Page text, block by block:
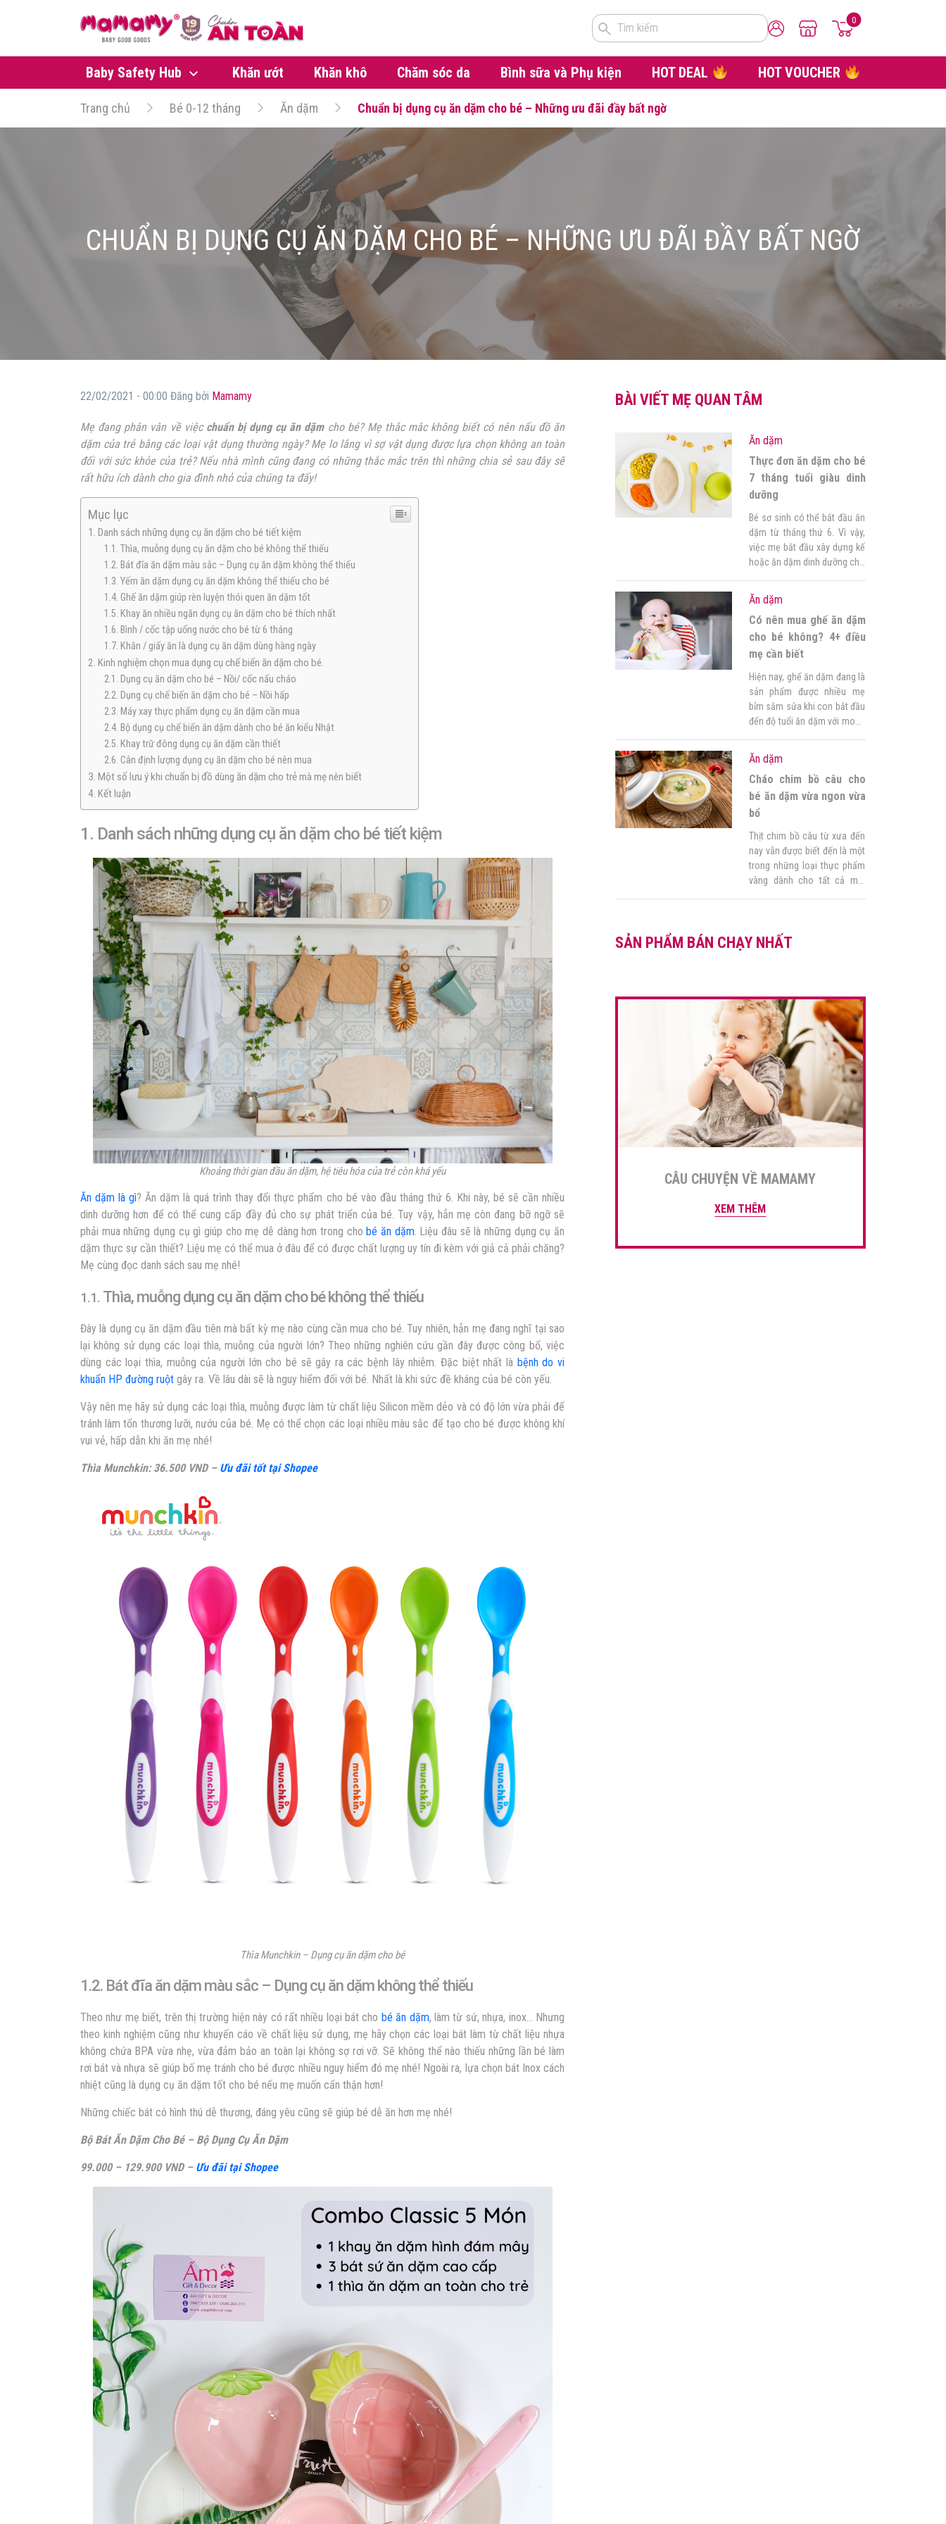
Tìm kiếm
0
Baby Safety Hub Khăn ướt Khăn khô Chăm sóc da Bình sữa và Phụ kiện HOT DEAL HOT VOUCHER
Trang chủ Bé 0-12 tháng Ăn dặm Chuẩn bị dụng cụ ăn dặm cho bé – Những ưu đãi đầy bất ngờ
CHUẨN BỊ DỤNG CỤ ĂN DẶM CHO BÉ – NHỮNG ƯU ĐÃI ĐẦY BẤT NGỜ
22/02/2021 - 00:00 Đăng bởi Mamamy
Mẹ đang phân vân về việc chuẩn bị dụng cụ ăn dặmcho bé? Mẹ thắc mắc không biết có nên nấu đồ ăn
dặm của trẻ bằng các loại vật dụng thường ngày? Mẹ lo lắng vì sợ vật dụng được lựa chọn không an toàn
đối với sức khỏe của trẻ? Nếu nhà mình cũng đang có những thắc mắc trên thì những chia sẻ sau đây sẽ
rất hữu ích dành cho gia đình nhỏ của chúng ta đấy!
Mục lục
1. Danh sách những dụng cụ ăn dặm cho bé tiết kiệm
1.1. Thìa, muỗng dụng cụ ăn dặm cho bé không thể thiếu
1.2. Bát đĩa ăn dặm màu sắc – Dụng cụ ăn dặm không thể thiếu
1.3. Yếm ăn dặm dụng cụ ăn dặm không thể thiếu cho bé
1.4. Ghế ăn dặm giúp rèn luyện thói quen ăn dặm tốt
1.5. Khay ăn nhiều ngăn dụng cụ ăn dặm cho bé thích nhất
1.6. Bình / cốc tập uống nước cho bé từ 6 tháng
1.7. Khăn / giấy ăn là dụng cụ ăn dặm dùng hàng ngày
2. Kinh nghiệm chọn mua dụng cụ chế biến ăn dặm cho bé.
2.1. Dụng cụ ăn dặm cho bé – Nồi/ cốc nấu cháo
2.2. Dụng cụ chế biến ăn dặm cho bé – Nồi hấp
2.3. Máy xay thực phẩm dụng cụ ăn dặm cần mua
2.4. Bộ dụng cụ chế biến ăn dặm dành cho bé ăn kiểu Nhật
2.5. Khay trữ đông dụng cụ ăn dặm cần thiết
2.6. Cân định lượng dụng cụ ăn dặm cho bé nên mua
3. Một số lưu ý khi chuẩn bị đồ dùng ăn dặm cho trẻ mà mẹ nên biết
4. Kết luận
1. Danh sách những dụng cụ ăn dặm cho bé tiết kiệm
Khoảng thời gian đầu ăn dặm, hệ tiêu hóa của trẻ còn khá yếu
Ăn dặm là gì?Ăn dặm là quá trình thay đổi thực phẩm cho bé vào đầu tháng thứ 6. Khi này, bé sẽ cần nhiều
dinh dưỡng hơn để có thể cung cấp đầy đủ cho sự phát triển của bé. Tuy vậy, hẳn mẹ còn đang bỡ ngỡ sẽ
phải mua những dụng cụ gì giúp cho mẹ dễ dàng hơn trong cho bé ăn dặm. Liệu đâu sẽ là những dụng cụ ăn
dặm thực sự cần thiết? Liệu mẹ có thể mua ở đâu để có được chất lượng uy tín đi kèm với giả cả phải chăng?
Mẹ cùng đọc danh sách sau mẹ nhé!
1.1. Thìa, muỗng dụng cụ ăn dặm cho bé không thể thiếu
Đây là dụng cụ ăn dặm đầu tiên mà bất kỳ mẹ nào cùng cần mua cho bé. Tuy nhiên, hẳn mẹ đang nghĩ tại sao
lại không sử dụng các loại thìa, muỗng của người lớn? Theo những nghiên cứu gần đây được công bố, việc
dùng các loại thìa, muỗng của người lớn cho bé sẽ gây ra các bệnh lây nhiễm. Đặc biệt nhất là bệnh do vi
khuẩn HP đường ruột gây ra. Về lâu dài sẽ là nguy hiểm đối với bé. Nhất là khi sức đề kháng của bé còn yếu.
Vậy nên mẹ hãy sử dụng các loại thìa, muỗng được làm từ chất liệu Silicon mềm dẻo và có độ lớn vừa phải để
tránh làm tổn thương lưỡi, nướu của bé. Mẹ có thể chọn các loại nhiều màu sắc để tạo cho bé được không khí
vui vẻ, hấp dẫn khi ăn mẹ nhé!
Thìa Munchkin: 36.500 VND – Ưu đãi tốt tại Shopee
Thìa Munchkin – Dụng cụ ăn dặm cho bé
1.2. Bát đĩa ăn dặm màu sắc – Dụng cụ ăn dặm không thể thiếu
Theo như mẹ biết, trên thị trường hiện này có rất nhiều loại bát cho bé ăn dặm, làm từ sứ, nhựa, inox… Nhưng
theo kinh nghiệm cũng như khuyến cáo về chất liệu sử dụng, mẹ hãy chọn các loại bát làm từ chất liệu nhựa
không chứa BPA vừa nhẹ, vừa đảm bảo an toàn lại không sợ rơi vỡ. Sẽ không thể nào thiếu những lần bé làm
rơi bát và nhựa sẽ giúp bố mẹ tránh cho bé được nhiều nguy hiểm đó mẹ nhé! Ngoài ra, lựa chọn bát Inox cách
nhiệt cũng là dụng cụ ăn dặm tốt cho bé nếu mẹ muốn cẩn thận hơn!
Những chiếc bát có hình thú dễ thương, đáng yêu cũng sẽ giúp bé dễ ăn hơn mẹ nhé!
Bộ Bát Ăn Dặm Cho Bé – Bộ Dụng Cụ Ăn Dặm
99.000 – 129.900 VND – Ưu đãi tại Shopee
BÀI VIẾT MẸ QUAN TÂM
Ăn dặm
Thực đơn ăn dặm cho bé
7 tháng tuổi giàu dinh
dưỡng
Bé sơ sinh có thể bắt đầu ăn
dặm từ tháng thứ 6. Vì vậy,
việc mẹ bắt đầu xây dựng kế
hoặc ăn dặm dinh dưỡng cho
cùng xây dựng thực đơn ăn
dặm cho bé 7 tháng tuổi để
giúp bé luôn vui tươi và khỏe
mạnh […]
Ăn dặm
Có nên mua ghế ăn dặm
cho bé không? 4+ điều
mẹ cần biết
Hiện nay, ghế ăn dặm đang là
sản phẩm được nhiều mẹ
bỉm sắm sửa khi con bắt đầu
đến độ tuổi ăn dặm với mong
ngoan hơn. Tuy nhiên, do lần
đầu làm mẹ, chưa có kinh
nghiệm nên mẹ vẫn đang băn
khoăn không biết có nên […]
Ăn dặm
Cháo chim bồ câu cho
bé ăn dặm vừa ngon vừa
bổ
Thịt chim bồ câu từ xưa đến
nay vẫn được biết đến là một
trong những loại thực phẩm
vàng dành cho tất cả mọi
chim bồ câu ăn dặm. Vẫn biết
SẢN PHẨM BÁN CHẠY NHẤT
CÂU CHUYỆN VỀ MAMAMY
XEM THÊM